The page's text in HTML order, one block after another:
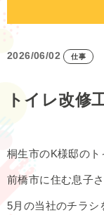
2026/06/02 仕事
トイレ改修
桐生市のK様邸のト
前橋市に住む息子
5月の当社のチラシ